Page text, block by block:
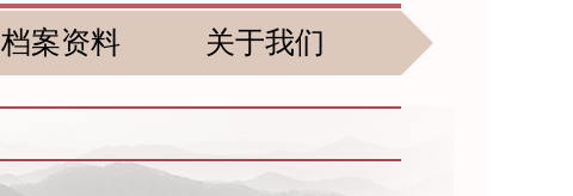
档案资料 关于我们